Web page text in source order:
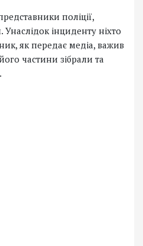
поліції,
інциденту ніхто
як передає медіа, важив
частини зібрали та